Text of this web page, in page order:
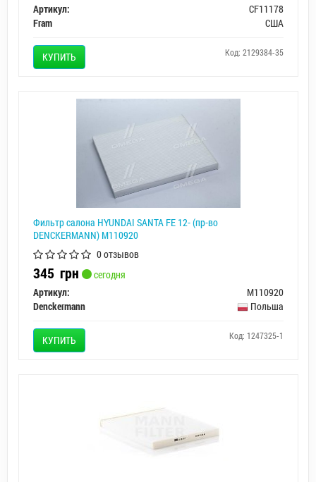
Артикул:
CF11178
Fram
США
КУПИТЬ Код: 2129384-35
Фильтр салона HYUNDAI SANTA FE 12- (пр-во
DENCKERMANN) M110920
0 отзывов
345 грн
сегодня
Артикул:
M110920
Denckermann
Польша
КУПИТЬ Код: 1247325-1